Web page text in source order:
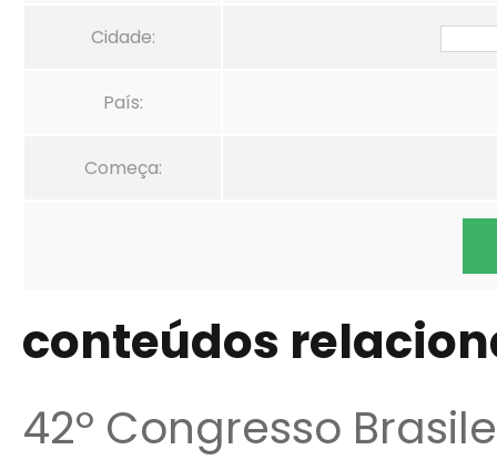
Cidade:
País:
Começa:
conteúdos
42º Congresso